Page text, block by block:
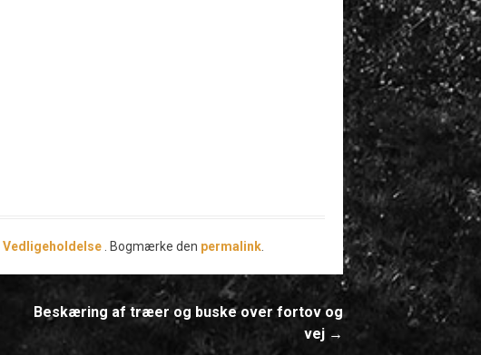
Vedligeholdelse. Bogmærke den permalink.
Beskæring af træer og buske over fortov og
vej →